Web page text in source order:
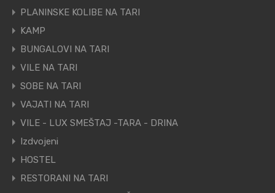
PLANINSKE KOLIBE NA TARI
KAMP
BUNGALOVI NA TARI
VILE NA TARI
SOBE NA TARI
VAJATI NA TARI
VILE - LUX SMEŠTAJ -TARA - DRINA
Izdvojeni
HOSTEL
RESTORANI NA TARI